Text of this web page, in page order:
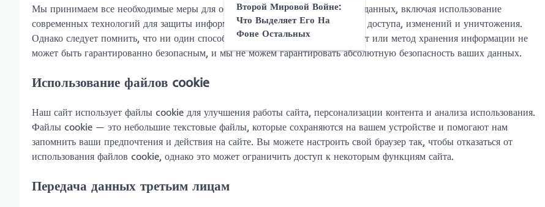
Второй Мировой Войне:
Что Выделяет Его На
Фоне Остальных
Мы принимаем все необходимые меры для обеспечения безопасности ваших данных, включая использование
современных технологий для защиты информации от несанкционированного доступа, изменений и уничтожения.
Однако следует помнить, что ни один способ передачи данных через интернет или метод хранения информации не
может быть гарантированно безопасным, и мы не можем гарантировать абсолютную безопасность ваших данных.
Использование файлов cookie
Наш сайт использует файлы cookie для улучшения работы сайта, персонализации контента и анализа использования.
Файлы cookie — это небольшие текстовые файлы, которые сохраняются на вашем устройстве и помогают нам
запомнить ваши предпочтения и действия на сайте. Вы можете настроить свой браузер так, чтобы отказаться от
использования файлов cookie, однако это может ограничить доступ к некоторым функциям сайта.
Передача данных третьим лицам